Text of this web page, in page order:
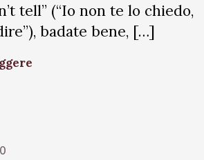
tell” (“Io non te lo chiedo,
badate bene, […]